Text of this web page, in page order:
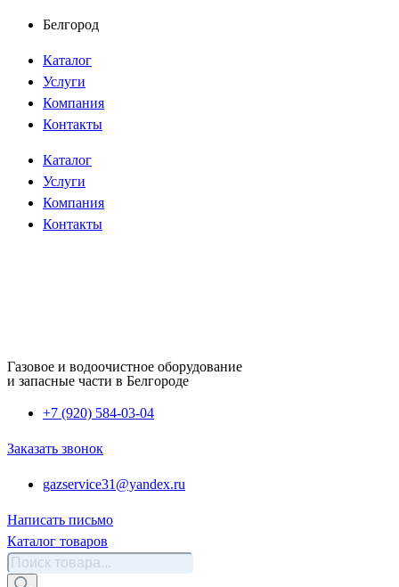
Перейти
содержимому
Белгород
Каталог
Услуги
Компания
Контакты
Каталог
Услуги
Компания
Контакты
Газовое и водоочистное оборудование
и запасные части в Белгороде
+7 (920) 584-03-04
Заказать звонок
gazservice31@yandex.ru
Написать письмо
Каталог товаров
Поиск
товаров